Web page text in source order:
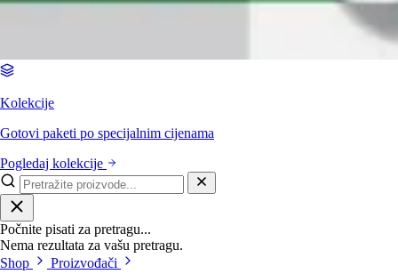
Kolekcije
Gotovi paketi po specijalnim cijenama
Pogledaj kolekcije
Počnite pisati za pretragu...
Nema rezultata za vašu pretragu.
Shop
Proizvođači